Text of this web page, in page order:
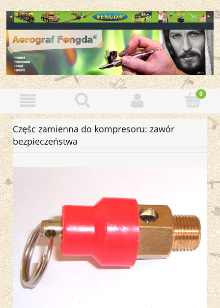
Częśc zamienna do kompresoru: zawór
bezpieczeństwa